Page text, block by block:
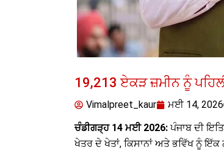
19,213 ਏਕੜ ਜ਼ਮੀਨ ਨੂੰ
Vimalpreet_kaur ਮਈ 14, 2026
ਚੰਡੀਗੜ੍ਹ 14 ਮਈ 2026:ਪੰਜਾਬ ਦੀ
ਖੇਤਰ ਦੇ ਖੇਤਾਂ, ਕਿਸਾਨਾਂ ਅਤੇ ਭਵਿੱਖ ਨੂੰ ਇੱਕ